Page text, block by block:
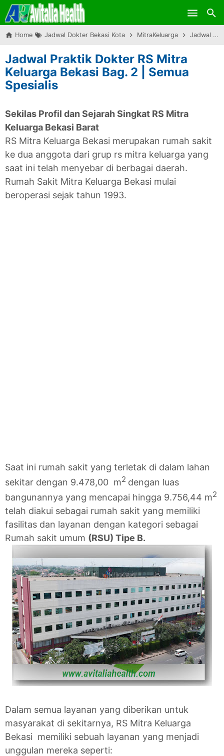
Skip to main content
Home Jadwal Dokter Bekasi Kota MitraKeluarga Jadwal Praktik Dokter RS Mitra Keluarga Bekasi Bag. 2 | Semua Spesialis
Jadwal Praktik Dokter RS Mitra
Keluarga Bekasi Bag. 2 | Semua
Spesialis
Sekilas Profil dan Sejarah Singkat RS Mitra
Keluarga Bekasi Barat
RS Mitra Keluarga Bekasi merupakan rumah sakit
ke dua anggota dari grup rs mitra keluarga yang
saat ini telah menyebar di berbagai daerah.
Rumah Sakit Mitra Keluarga Bekasi mulai
beroperasi sejak tahun 1993.
Saat ini rumah sakit yang terletak di dalam lahan
sekitar dengan 9.478,00 m2 dengan luas
bangunannya yang mencapai hingga 9.756,44 m2
telah diakui sebagai rumah sakit yang memiliki
fasilitas dan layanan dengan kategori sebagai
Rumah sakit umum (RSU) Tipe B.
Dalam semua layanan yang diberikan untuk
masyarakat di sekitarnya, RS Mitra Keluarga
Bekasi memiliki sebuah layanan yang menjadi
unggulan mereka seperti: